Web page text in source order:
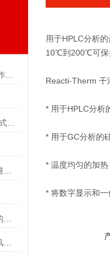
用于HPLC分析
10℃到200℃可保
Reacti-Therm 干
* 用于HPLC分析
* 用于GC分析的
* 温度均匀的加
* 将数字显示和